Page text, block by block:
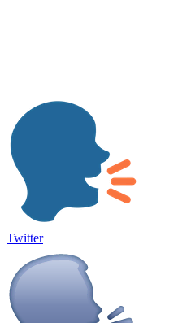
Twitter